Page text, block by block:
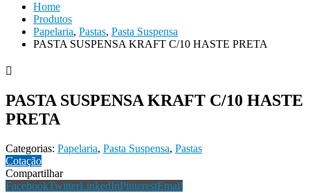
Home
Produtos
Papelaria, Pastas, Pasta Suspensa
PASTA SUSPENSA KRAFT C/10 HASTE PRETA
PASTA SUSPENSA KRAFT C/10 HASTE
PRETA
Categorias: Papelaria, Pasta Suspensa, Pastas
Cotação
Compartilhar
FacebookTwitterLinkedInPinterestEmail